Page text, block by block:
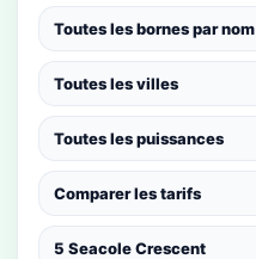
Toutes les bornes par nom
Toutes les villes
Toutes les puissances
Comparer les tarifs
5 Seacole Crescent